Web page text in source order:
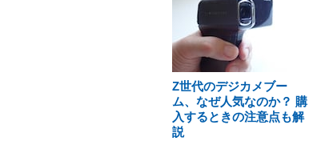
Z世代のデジカメブー
ム、なぜ人気なのか？ 購
入するときの注意点も解
説